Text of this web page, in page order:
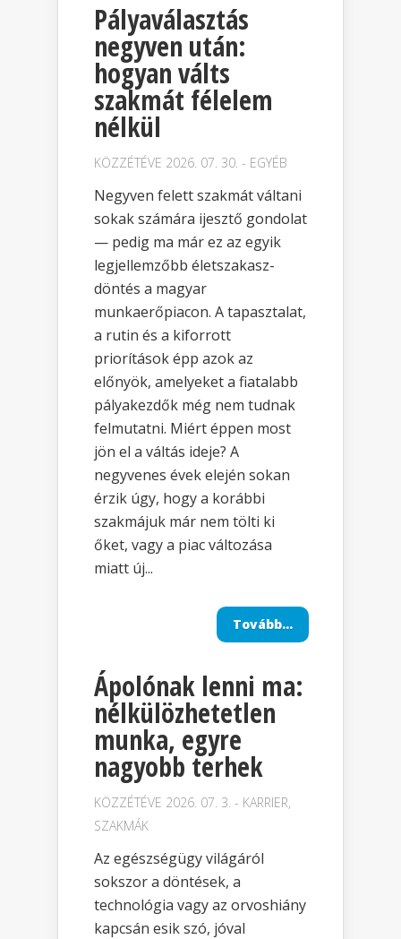
Pályaválasztás
negyven után:
hogyan válts
szakmát félelem
nélkül
KÖZZÉTÉVE 2026. 07. 30. - EGYÉB
Negyven felett szakmát váltani
sokak számára ijesztő gondolat
— pedig ma már ez az egyik
legjellemzőbb életszakasz-
döntés a magyar
munkaerőpiacon. A tapasztalat,
a rutin és a kiforrott
priorítások épp azok az
előnyök, amelyeket a fiatalabb
pályakezdők még nem tudnak
felmutatni. Miért éppen most
jön el a váltás ideje? A
negyvenes évek elején sokan
érzik úgy, hogy a korábbi
szakmájuk már nem tölti ki
őket, vagy a piac változása
miatt új...
Tovább...
Ápolónak lenni ma:
nélkülözhetetlen
munka, egyre
nagyobb terhek
KÖZZÉTÉVE 2026. 07. 3. - KARRIER,
SZAKMÁK
Az egészségügy világáról
sokszor a döntések, a
technológia vagy az orvoshiány
kapcsán esik szó, jóval